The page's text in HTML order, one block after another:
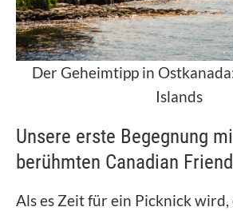
Der Geheimtipp in
Islands
Unsere erste Begegnung
berühmten Canadian
Als es Zeit für ein Picknick